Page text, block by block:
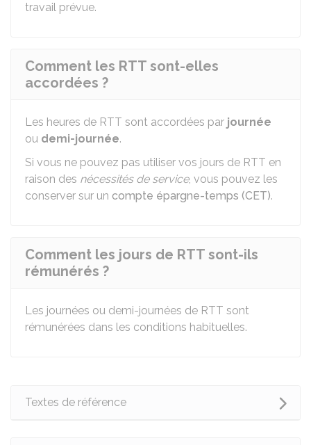
travail prévue.
Comment les RTT sont-elles
accordées ?
Les heures de RTT sont accordées par journée
ou demi-journée.
Si vous ne pouvez pas utiliser vos jours de RTT en
raison des nécessités de service, vous pouvez les
conserver sur un compte épargne-temps (CET).
Comment les jours de RTT sont-ils
rémunérés ?
Les journées ou demi-journées de RTT sont
rémunérées dans les conditions habituelles.
Textes de référence